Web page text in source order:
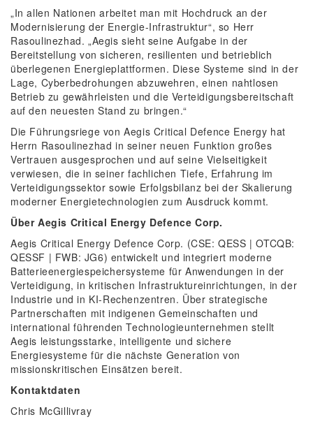
„In allen Nationen arbeitet man mit Hochdruck an der
Modernisierung der Energie-Infrastruktur“, so Herr
Rasoulinezhad. „Aegis sieht seine Aufgabe in der
Bereitstellung von sicheren, resilienten und betrieblich
überlegenen Energieplattformen. Diese Systeme sind in der
Lage, Cyberbedrohungen abzuwehren, einen nahtlosen
Betrieb zu gewährleisten und die Verteidigungsbereitschaft
auf den neuesten Stand zu bringen.“
Die Führungsriege von Aegis Critical Defence Energy hat
Herrn Rasoulinezhad in seiner neuen Funktion großes
Vertrauen ausgesprochen und auf seine Vielseitigkeit
verwiesen, die in seiner fachlichen Tiefe, Erfahrung im
Verteidigungssektor sowie Erfolgsbilanz bei der Skalierung
moderner Energietechnologien zum Ausdruck kommt.
Über Aegis Critical Energy Defence Corp.
Aegis Critical Energy Defence Corp. (CSE: QESS | OTCQB:
QESSF | FWB: JG6) entwickelt und integriert moderne
Batterieenergiespeichersysteme für Anwendungen in der
Verteidigung, in kritischen Infrastruktureinrichtungen, in der
Industrie und in KI-Rechenzentren. Über strategische
Partnerschaften mit indigenen Gemeinschaften und
international führenden Technologieunternehmen stellt
Aegis leistungsstarke, intelligente und sichere
Energiesysteme für die nächste Generation von
missionskritischen Einsätzen bereit.
Kontaktdaten
Chris McGillivray